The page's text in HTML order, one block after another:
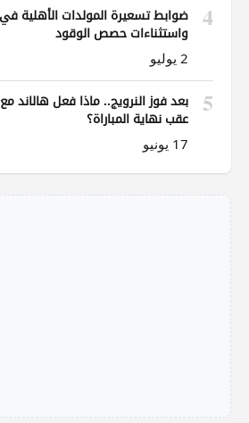
4
ضوابط تسعيرة المولدات الأهلية
واستثناءات حصص الوقود
2 يوليو
5
بعد فوز النرويج.. ماذا فعل هالاند
عقب نهاية المباراة؟
17 يونيو